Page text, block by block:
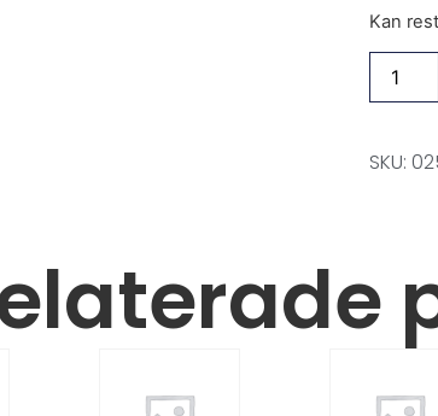
Kan
SKU: